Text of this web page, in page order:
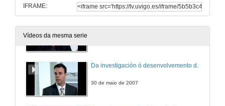
IFRAME:
Vídeos da mesma serie
30 de maio de 2007